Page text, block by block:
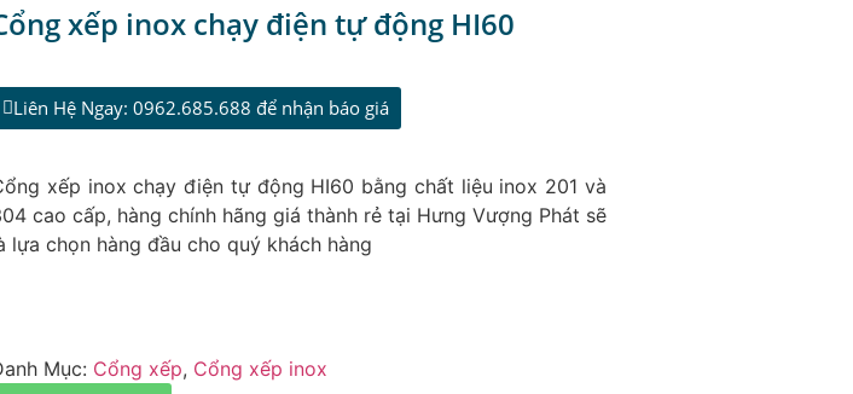
xếp inox chạy điện tự động HI60
Liên Hệ Ngay: 0962.685.688 để nhận báo giá
xếp inox chạy điện tự động HI60 bằng chất liệu inox 201 và
cao cấp, hàng chính hãng giá thành rẻ tại Hưng Vượng Phát sẽ
lựa chọn hàng đầu cho quý khách hàng
Mục: Cổng xếp, Cổng xếp inox